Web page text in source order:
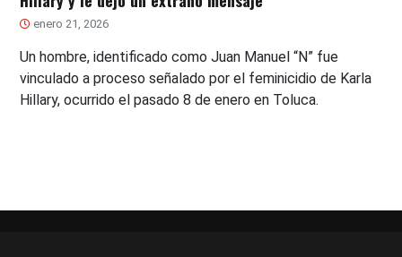
enero 21, 2026
Un hombre, identificado como Juan Manuel “N” fue
vinculado a proceso señalado por el feminicidio de Karla
Hillary, ocurrido el pasado 8 de enero en Toluca.